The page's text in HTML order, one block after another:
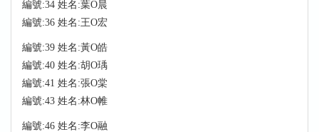
編號:34 姓名:葉O晨
編號:36 姓名:王O宏
編號:39 姓名:黃O皓
編號:40 姓名:胡O瑀
編號:41 姓名:張O棠
編號:43 姓名:林O帷
編號:46 姓名:李O融